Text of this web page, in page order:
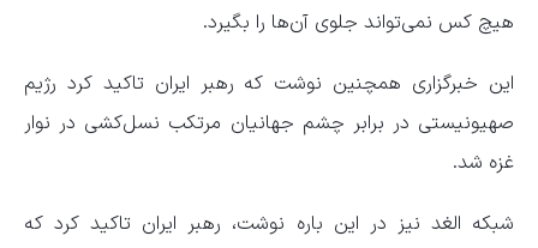
هیچ کس نمی‌تواند جلوی‌ آن‌ها را بگیرد.
این خبرگزاری همچنین نوشت که رهبر ایران تاکید کرد رژیم
صهیونیستی در برابر چشم جهانیان مرتکب نسل‌کشی در نوار
غزه شد.
شبکه الغد نیز در این باره نوشت، رهبر ایران تاکید کرد که